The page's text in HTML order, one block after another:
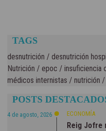
TAGS
desnutrición / desnutrición
Nutrición / epoc / insuficiencia
médicos internistas / nutrición /
POSTS
4 de agosto, 2026 ECONOMÍA
Reig Jofre